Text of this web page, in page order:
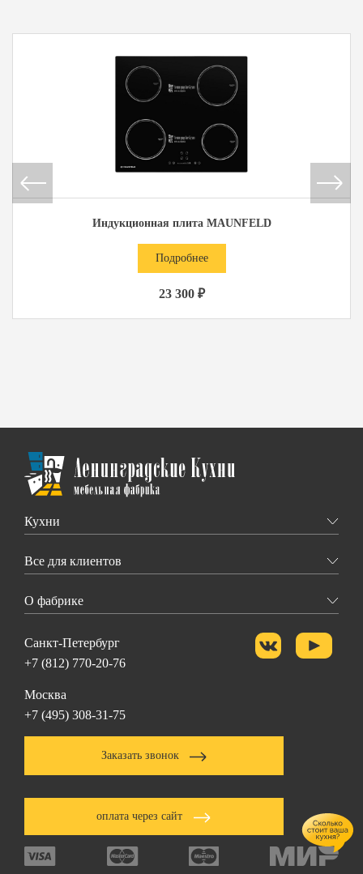
Индукционная плита MAUNFELD
Подробнее
23 300 ₽
Кухни
Все для клиентов
О фабрике
Санкт-Петербург
+7 (812) 770-20-76
Москва
+7 (495) 308-31-75
Заказать звонок
оплата через сайт